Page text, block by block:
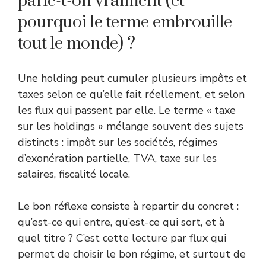
pourquoi le terme embrouille
tout le monde) ?
Une holding peut cumuler plusieurs impôts et
taxes selon ce qu’elle fait réellement, et selon
les flux qui passent par elle. Le terme « taxe
sur les holdings » mélange souvent des sujets
distincts : impôt sur les sociétés, régimes
d’exonération partielle, TVA, taxe sur les
salaires, fiscalité locale.
Le bon réflexe consiste à repartir du concret :
qu’est-ce qui entre, qu’est-ce qui sort, et à
quel titre ? C’est cette lecture par flux qui
permet de choisir le bon régime, et surtout de